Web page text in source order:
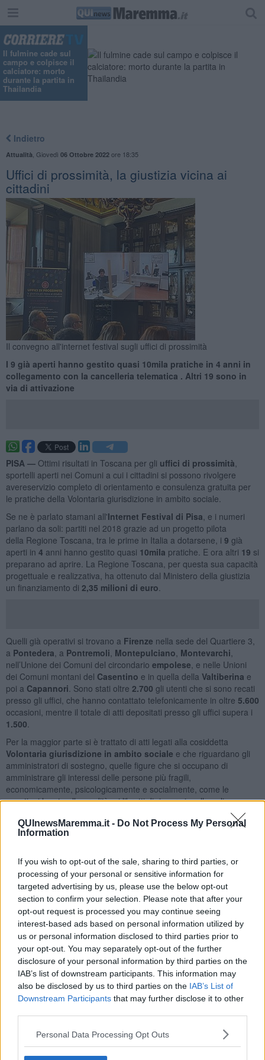
QUInewsMaremma.it - Do Not Process My Personal
Information
If you wish to opt-out of the sale, sharing to third parties, or
processing of your personal or sensitive information for
targeted advertising by us, please use the below opt-out
section to confirm your selection. Please note that after your
opt-out request is processed you may continue seeing
interest-based ads based on personal information utilized by
us or personal information disclosed to third parties prior to
your opt-out. You may separately opt-out of the further
disclosure of your personal information by third parties on the
IAB’s list of downstream participants. This information may
also be disclosed by us to third parties on the IAB’s List of
Downstream Participants that may further disclose it to other
Personal Data Processing Opt Outs
Il fulmine cade sul
campo e colpisce il
calciatore: morto
durante la partita in
Thailandia
Indietro
Attualità Giovedì 06 Ottobre 2022ore 18:35
Uffici di prossimità, la giustizia vicina ai
cittadini
Il convegno all'internet festival sugli uffici di prossimità
I 9 già aperti hanno gestito quasi 10mila pratiche in 4 anni in
collegamento con la cancelleria telematica . Altri 19 sono in
via di attivazione
PISA — Ottimi risultati in Toscana per gli uffici di prossimità
sportelli aperti nei Comuni a cui i cittadini si possono rivolgere
avereservizio completo di orientamento e consulenza gratuita per
le pratiche della Volontaria giurisdizione in ambito sociale.
Se ne è parlato stamani all'Internet Festival di Pisa , e i numeri
parlano da soli: partiti nel 2018 grazie ad un progetto pilota
della Regione Toscana, tra le prime in Italia a dotarsene, i 9 già
aperti in 4 anni hanno gestito quasi 10mila pratiche. E ora altri 19 si
preparano ad aprire. La Regione Toscana, per questa sua capacità
progettuale e realizzativa, ha ottenuto dal Ministero della giustizia
un finanziamento di 2,35 milioni di euro
Quelli già operativi si trovano a Firenze nella sede del Quartiere 3,
a Pontedera , a Pontremoli Montepulciano Montevarchi
nell’Unione dei Comuni del circondario empolese , e nelle Unioni
dei Comuni montani del Casentino e in quella della Valtiberina e
poi a Capannori . Sono stati oltre 2.700 gli utenti che si sono recati
presso gli uffici, che hanno contattato telefonicamente in oltre 5.600
occasioni, mentre il totale di atti depositati presso gli uffici supera i
1.500
Per la maggior parte si è trattato di atti legati alla cosiddetta
Volontaria giurisdizione in ambito sociale e che riguardano gli
amministratori di sostegno, quelle figure che si occupano di
amministrare gli interessi delle persone più fragili,
economicamente, psicologicamente e socialmente, come le
questioni legate alle eredità, ai libretti di risparmio, alle polizze
assicurative, ai titoli di credito, alla vendita e all’acquisto di immobili
e così via.
Terme Lari,Colle Val d'Elsa,San Gimignano ,Gallicano,
Montalcino,Orbetello,Piancastagnaio,Poggibonsi ,
Roccastrada,Rosignano Marittimo ,San Giuliano Terme
Sassetta, Unione dei ComuniColline del Fiora, Unione dei
Comuni montaniAmiata Grossetana, Unione dei Comuni Montani
dell'Appennino Pistoiese, Unione dei ComuniVal di Bisenzio
Vicchio.
La giustizia vicina ai più fragili
Con gli uffici di prossimitàla giustizia si avvicina soprattutto ai
più fragili. Lo ha spiegato nel corso del convegno all'Internet
Festival di Pisa l'assessore regionale a legalità, semplificazione e
rapporti con gli Enti localiStefano Ciuoffo: "Gli uffici di prossimità -
ha detto - vogliono essere il settore della giurisdizione più vicino
alle esigenze delle persone fragili, la risposta del welfare state ai i
cittadini in difficoltà".